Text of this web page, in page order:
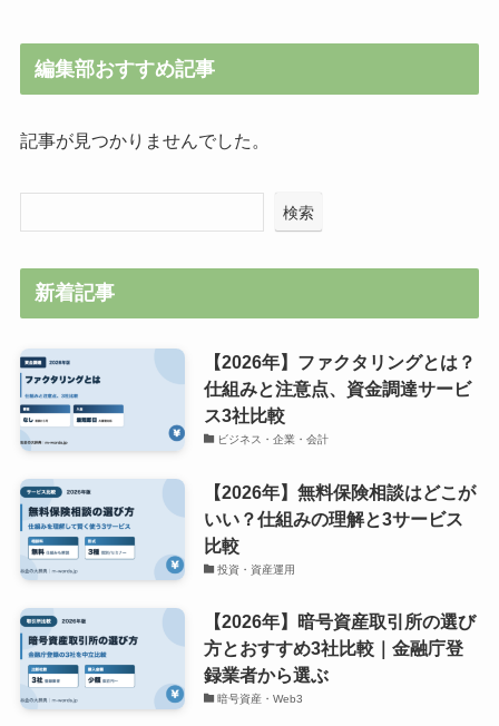
編集部おすすめ記事
記事が見つかりませんでした。
検索
新着記事
【2026年】ファクタリングとは？
仕組みと注意点、資金調達サービ
ス3社比較
ビジネス・企業・会計
【2026年】無料保険相談はどこが
いい？仕組みの理解と3サービス
比較
投資・資産運用
【2026年】暗号資産取引所の選び
方とおすすめ3社比較｜金融庁登
録業者から選ぶ
暗号資産・Web3